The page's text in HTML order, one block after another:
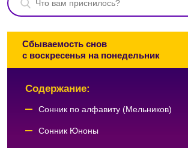
Сбываемость снов
с воскресенья на понедельник
Содержание:
Сонник по алфавиту (Мельников)
Сонник Юноны